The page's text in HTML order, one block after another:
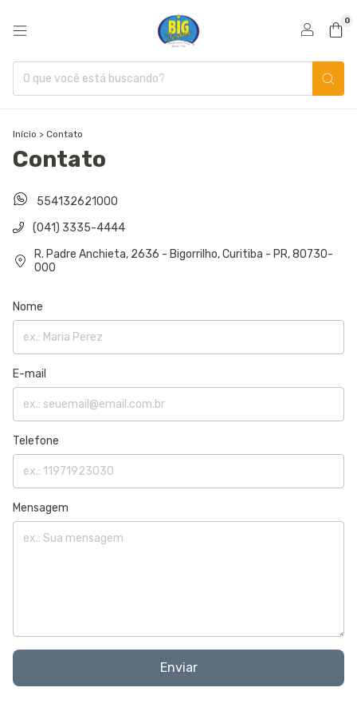
0
Início > Contato
Contato
554132621000
(041) 3335-4444
R. Padre Anchieta, 2636 - Bigorrilho, Curitiba - PR, 80730-
000
Nome
E-mail
Telefone
Mensagem
Enviar